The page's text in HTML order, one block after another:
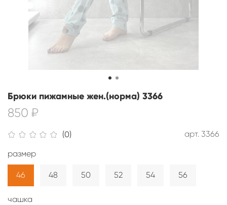
(0) арт. 3366
Брюки пижамные жен.(норма) 3366
850 ₽
размер
46 48 50 52 54 56
чашка